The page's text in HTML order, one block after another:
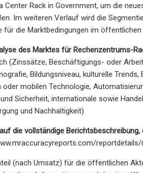
Center Rack in Government, um die
Im weiteren Verlauf wird die
für die Marktbedingungen im öffentlichen
des Marktes für Rechenzentrums-
(Zinssätze, Beschäftigungs- oder
Bildungsniveau, kulturelle
oder mobilen Technologie,
Sicherheit, internationale sowie
und Nachhaltigkeit)
die vollständige
reportdetails/
(nach Umsatz) für die öffentlichen